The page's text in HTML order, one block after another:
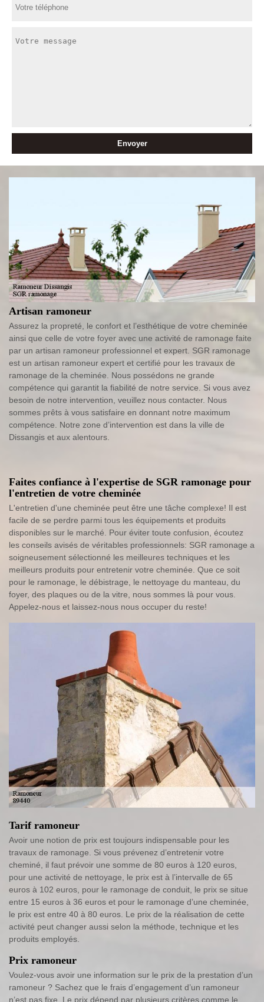
Artisan ramoneur
Assurez la propreté, le confort et l’esthétique de votre cheminée
ainsi que celle de votre foyer avec une activité de ramonage faite
par un artisan ramoneur professionnel et expert. SGR ramonage
est un artisan ramoneur expert et certifié pour les travaux de
ramonage de la cheminée. Nous possédons ne grande
compétence qui garantit la fiabilité de notre service. Si vous avez
besoin de notre intervention, veuillez nous contacter. Nous
sommes prêts à vous satisfaire en donnant notre maximum
compétence. Notre zone d’intervention est dans la ville de
Dissangis et aux alentours.
Faites confiance à l'expertise de SGR ramonage pour
l'entretien de votre cheminée
L'entretien d'une cheminée peut être une tâche complexe! Il est
facile de se perdre parmi tous les équipements et produits
disponibles sur le marché. Pour éviter toute confusion, écoutez
les conseils avisés de véritables professionnels: SGR ramonage a
soigneusement sélectionné les meilleures techniques et les
meilleurs produits pour entretenir votre cheminée. Que ce soit
pour le ramonage, le débistrage, le nettoyage du manteau, du
foyer, des plaques ou de la vitre, nous sommes là pour vous.
Appelez-nous et laissez-nous nous occuper du reste!
Tarif ramoneur
Avoir une notion de prix est toujours indispensable pour les
travaux de ramonage. Si vous prévenez d’entretenir votre
cheminé, il faut prévoir une somme de 80 euros à 120 euros,
pour une activité de nettoyage, le prix est à l’intervalle de 65
euros à 102 euros, pour le ramonage de conduit, le prix se situe
entre 15 euros à 36 euros et pour le ramonage d’une cheminée,
le prix est entre 40 à 80 euros. Le prix de la réalisation de cette
activité peut changer aussi selon la méthode, technique et les
produits employés.
Prix ramoneur
Voulez-vous avoir une information sur le prix de la prestation d’un
ramoneur ? Sachez que le frais d’engagement d’un ramoneur
n’est pas fixe. Le prix dépend par plusieurs critères comme le